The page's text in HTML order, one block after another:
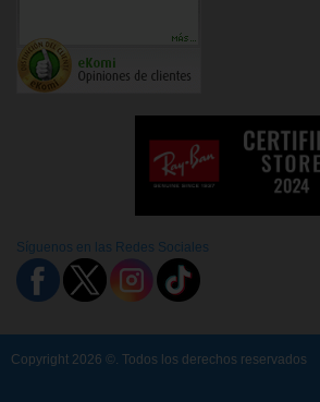
Síguenos en las Redes Sociales
Copyright 2026 ©. Todos los derechos reservados